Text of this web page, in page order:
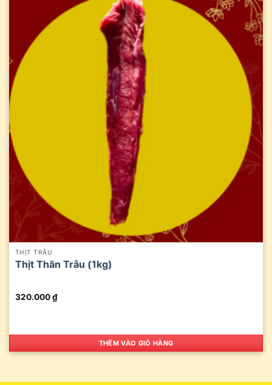
THỊT TRÂU
Thịt Thăn Trâu (1kg)
320.000₫
THÊM VÀO GIỎ HÀNG